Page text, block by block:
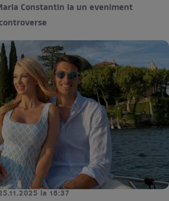
Constantin la un eveniment
la 16:37